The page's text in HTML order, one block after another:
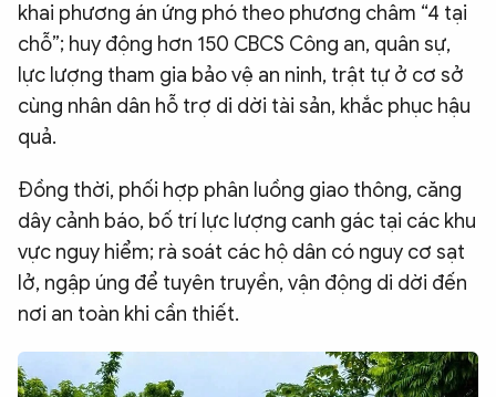
khai phương án ứng phó theo phương châm “4 tại
chỗ”; huy động hơn 150 CBCS Công an, quân sự,
lực lượng tham gia bảo vệ an ninh, trật tự ở cơ sở
cùng nhân dân hỗ trợ di dời tài sản, khắc phục hậu
quả.
Đồng thời, phối hợp phân luồng giao thông, căng
dây cảnh báo, bố trí lực lượng canh gác tại các khu
vực nguy hiểm; rà soát các hộ dân có nguy cơ sạt
lở, ngập úng để tuyên truyền, vận động di dời đến
nơi an toàn khi cần thiết.